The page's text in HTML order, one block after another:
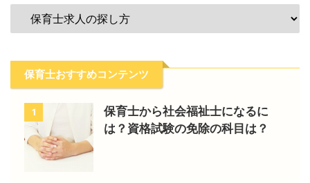
保育士おすすめコンテンツ
1
保育士から社会福祉士になるに
は？資格試験の免除の科目は？